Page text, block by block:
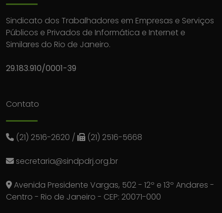
Sindicato dos Trabalhadores em Empresas e Serviços
Públicos e Privados de Informática e Internet e
Similares do Rio de Janeiro.
29.183.910/0001-39
Contato
(21) 2516-2620 / (21) 2516-5668
secretaria@sindpdrj.org.br
Avenida Presidente Vargas, 502 - 12º e 13º Andares -
Centro - Rio de Janeiro - CEP: 20071-000